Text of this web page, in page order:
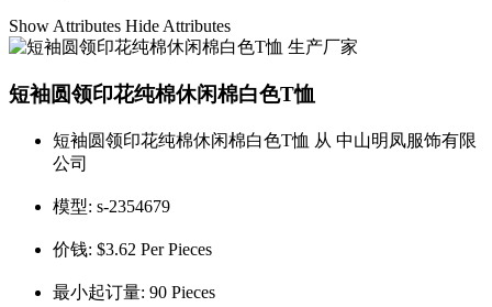
Show Attributes Hide Attributes
短袖圆领印花纯棉休闲棉白色T恤
短袖圆领印花纯棉休闲棉白色T恤 从 中山明凤服饰有限
公司
模型: s-2354679
价钱: $3.62 Per Pieces
最小起订量: 90 Pieces